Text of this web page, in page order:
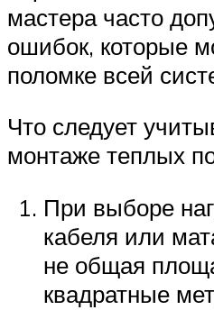
мастера часто
ошибок, которые
поломке всей
Что следует
монтаже теплых
При выборе
кабеля или
не общая
квадратные